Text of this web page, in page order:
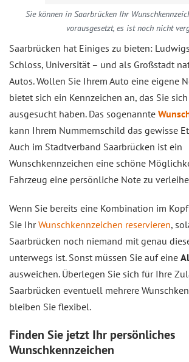
Sie können in Saarbrücken Ihr
vorausgesetzt, es ist noch nicht
Saarbrücken hat Einiges zu bieten:
Schloss, Universität – und als Großstadt
Autos. Wollen Sie Ihrem Auto eine eigene
bietet sich ein Kennzeichen an, das Sie
ausgesucht haben. Das sogenannte
kann Ihrem Nummernschild das gewisse
Auch im Stadtverband Saarbrücken ist ein
Wunschkennzeichen eine schöne
Fahrzeug eine persönliche Note zu
Wenn Sie bereits eine Kombination im
Sie IhrWunschkennzeichen reservieren,
Saarbrücken noch niemand mit genau
unterwegs ist. Sonst müssen Sie auf eine
ausweichen. Überlegen Sie sich für Ihre
Saarbrücken eventuell mehrere
bleiben Sie flexibel.
Finden Sie jetzt Ihr persönliches
Wunschkennzeichen